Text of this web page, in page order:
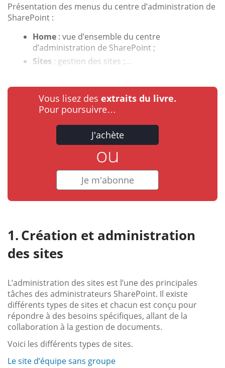
Présentation des menus du centre d’administration de
SharePoint :
Home : vue d’ensemble du centre
d’administration de SharePoint ;
Sites : gestion des sites ;...
Vous lisez des extraits du livre.
Pour poursuivre…
J'achète
ou
Je m'abonne
Création et administration
des sites
L’administration des sites est l’une des principales
tâches des administrateurs SharePoint. Il existe
différents types de sites et chacun est conçu pour
répondre à des besoins spécifiques, allant de la
collaboration à la gestion de documents.
Voici les différents types de sites.
Le site d’équipe sans groupe